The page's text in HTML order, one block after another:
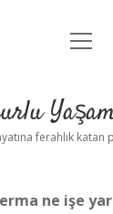
Anasayfa
Yasal
menüyü
ferahlık katan
ne işe